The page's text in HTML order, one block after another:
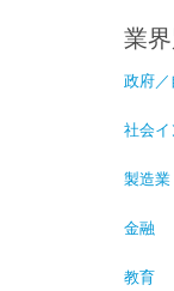
業界
政府
社会イ
製造業
金融
教育